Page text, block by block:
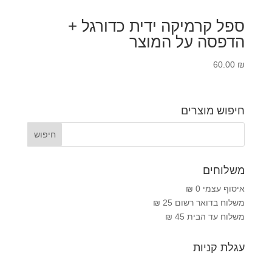
ספל קרמיקה ידית כדורגל +
הדפסה על המוצר
60.00 ₪
חיפוש מוצרים
משלוחים
איסוף עצמי 0 ₪
משלוח בדואר רשום 25 ₪
משלוח עד הבית 45 ₪
עגלת קניות